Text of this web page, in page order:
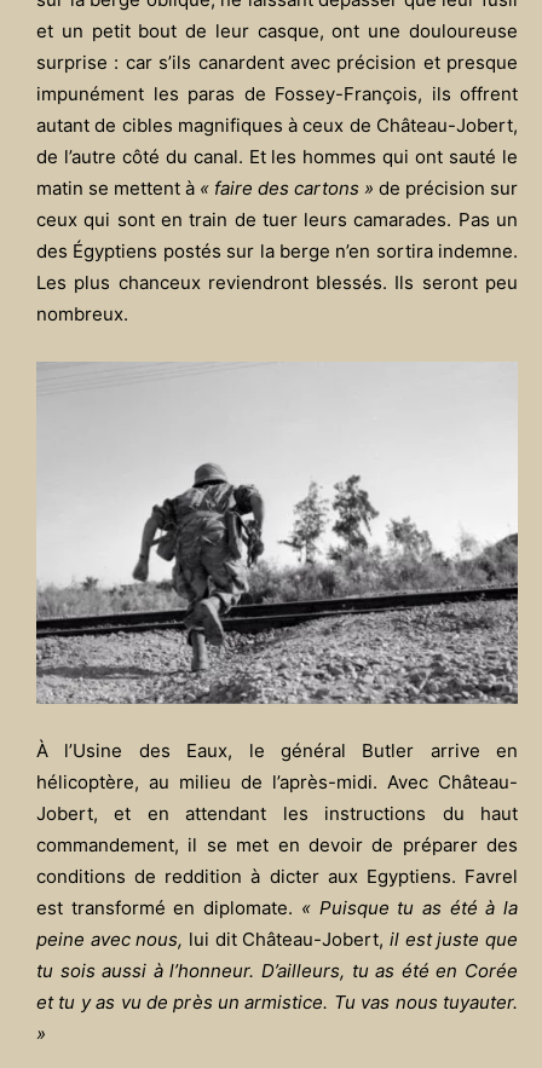
et un petit bout de leur casque, ont une douloureuse
surprise : car s’ils canardent avec précision et presque
impunément les paras de Fossey-François, ils offrent
autant de cibles magnifiques à ceux de Château-Jobert,
de l’autre côté du canal. Et les hommes qui ont sauté le
matin se mettent à « faire des cartons » de précision sur
ceux qui sont en train de tuer leurs camarades. Pas un
des Égyptiens postés sur la berge n’en sortira indemne.
Les plus chanceux reviendront blessés. Ils seront peu
nombreux.
À l’Usine des Eaux, le général Butler arrive en
hélicoptère, au milieu de l’après-midi. Avec Château-
Jobert, et en attendant les instructions du haut
commandement, il se met en devoir de préparer des
conditions de reddition à dicter aux Egyptiens. Favrel
est transformé en diplomate. « Puisque tu as été à la
peine avec nous, lui dit Château-Jobert, il est juste que
tu sois aussi à l’honneur. D’ailleurs, tu as été en Corée
et tu y as vu de près un armistice. Tu vas nous tuyauter.
»